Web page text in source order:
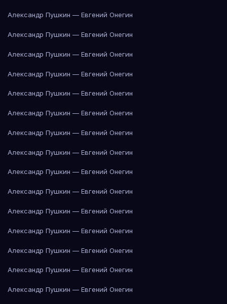
Александр Пушкин — Евгений Онегин
Александр Пушкин — Евгений Онегин
Александр Пушкин — Евгений Онегин
Александр Пушкин — Евгений Онегин
Александр Пушкин — Евгений Онегин
Александр Пушкин — Евгений Онегин
Александр Пушкин — Евгений Онегин
Александр Пушкин — Евгений Онегин
Александр Пушкин — Евгений Онегин
Александр Пушкин — Евгений Онегин
Александр Пушкин — Евгений Онегин
Александр Пушкин — Евгений Онегин
Александр Пушкин — Евгений Онегин
Александр Пушкин — Евгений Онегин
Александр Пушкин — Евгений Онегин